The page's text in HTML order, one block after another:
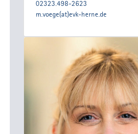
02323.498-2623
m.voege(at)evk-herne.de